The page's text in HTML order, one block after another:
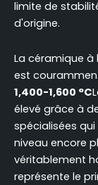
limite de
d'origine.
La céramique à
est
1,400-1,600 °C
élevé grâce à
spécialisées
niveau encore
véritablement
représente le